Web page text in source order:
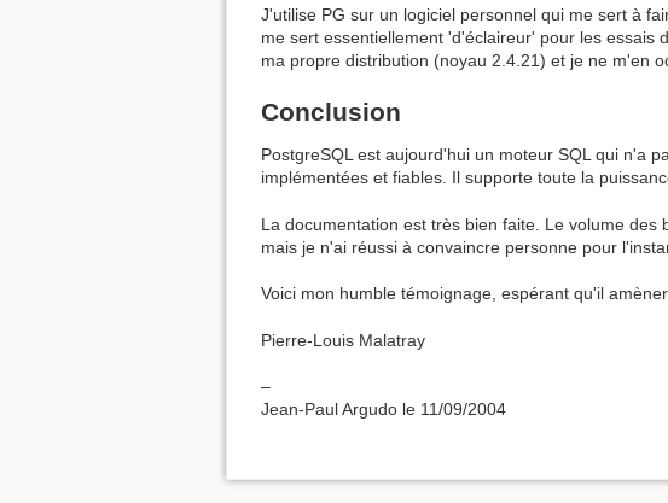
J'utilise PG sur un logiciel personnel qui me sert à
me sert essentiellement 'd'éclaireur' pour les
ma propre distribution (noyau 2.4.21) et je ne m'en
Conclusion
PostgreSQL est aujourd'hui un moteur SQL qui n'a
implémentées et fiables. Il supporte toute la
La documentation est très bien faite. Le volume
mais je n'ai réussi à convaincre personne pour
Voici mon humble témoignage, espérant qu'il
Pierre-Louis Malatray
–
Jean-Paul Argudo le 11/09/2004